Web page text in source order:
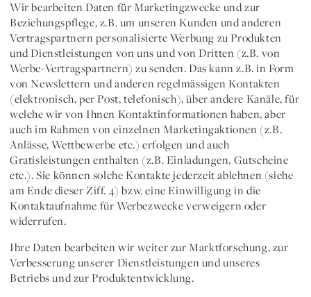
Wir bearbeiten Daten fürMarketingzwecke und zur
Beziehungspflege, z.B. um unseren Kunden und anderen
Vertragspartnern personalisierte Werbung zu Produkten
und Dienstleistungen von uns und von Dritten (z.B. von
Werbe-Vertragspartnern) zu senden. Das kann z.B. in Form
von Newslettern und anderen regelmässigen Kontakten
(elektronisch, per Post, telefonisch), über andere Kanäle, für
welche wir von Ihnen Kontaktinformationen haben, aber
auch im Rahmen von einzelnen Marketingaktionen (z.B.
Anlässe, Wettbewerbe etc.) erfolgen und auch
Gratisleistungen enthalten (z.B. Einladungen, Gutscheine
etc.). Sie können solche Kontakte jederzeit ablehnen (siehe
am Ende dieser Ziff. 4) bzw. eine Einwilligung in die
Kontaktaufnahme für Werbezwecke verweigern oder
widerrufen.
Ihre Daten bearbeiten wir weiter zurMarktforschung, zur
Verbesserung unserer Dienstleistungen und unseres
Betriebs und zurProduktentwicklung.